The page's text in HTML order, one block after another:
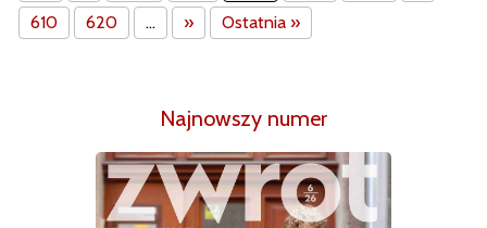
610
620 ... » Ostatnia »
Najnowszy numer